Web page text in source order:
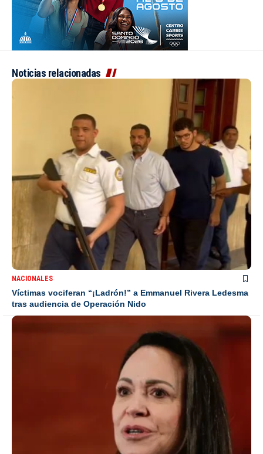
Noticias relacionadas
NACIONALES
Víctimas vociferan “¡Ladrón!” a Emmanuel Rivera Ledesma
tras audiencia de Operación Nido